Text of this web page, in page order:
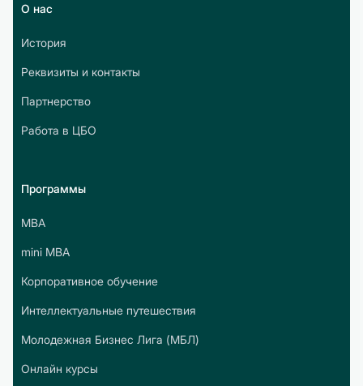
О нас
История
Реквизиты и контакты
Партнерство
Работа в ЦБО
Программы
МВА
mini МВА
Корпоративное обучение
Интеллектуальные путешествия
Молодежная Бизнес Лига (МБЛ)
Онлайн курсы